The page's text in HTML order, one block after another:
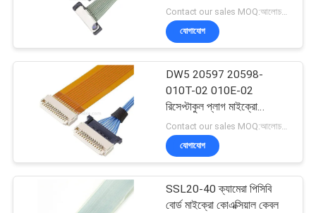
যোগাযোগ
DW5 20597 20598-
010T-02 010E-02
রিসেপ্টাকুল প্লাগ মাইক্রো
কোএক্সিয়াল ক্যাবল
যোগাযোগ
SSL20-40 ক্যামেরা পিসিবি
বোর্ড মাইক্রো কোএক্সিয়াল কেবল